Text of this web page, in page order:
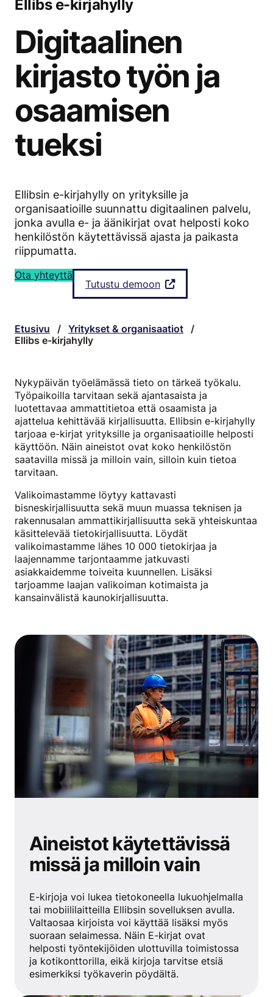
Ellibs e-kirjahylly
Digitaalinen
kirjasto työn ja
osaamisen
tueksi
Ellibsin e-kirjahylly on yrityksille ja
organisaatioille suunnattu digitaalinen palvelu,
jonka avulla e- ja äänikirjat ovat helposti koko
henkilöstön käytettävissä ajasta ja paikasta
riippumatta.
Ota yhteyttä
Tutustu demoon
Etusivu / Yritykset & organisaatiot /
Ellibs e-kirjahylly
Nykypäivän työelämässä tieto on tärkeä työkalu.
Työpaikoilla tarvitaan sekä ajantasaista ja
luotettavaa ammattitietoa että osaamista ja
ajattelua kehittävää kirjallisuutta. Ellibsin e-kirjahylly
tarjoaa e-kirjat yrityksille ja organisaatioille helposti
käyttöön. Näin aineistot ovat koko henkilöstön
saatavilla missä ja milloin vain, silloin kuin tietoa
tarvitaan.
Valikoimastamme löytyy kattavasti
bisneskirjallisuutta sekä muun muassa teknisen ja
rakennusalan ammattikirjallisuutta sekä yhteiskuntaa
käsittelevää tietokirjallisuutta. Löydät
valikoimastamme lähes 10 000 tietokirjaa ja
laajennamme tarjontaamme jatkuvasti
asiakkaidemme toiveita kuunnellen. Lisäksi
tarjoamme laajan valikoiman kotimaista ja
kansainvälistä kaunokirjallisuutta.
Aineistot käytettävissä
missä ja milloin vain
E-kirjoja voi lukea tietokoneella lukuohjelmalla
tai mobiililaitteilla Ellibsin sovelluksen avulla.
Valtaosaa kirjoista voi käyttää lisäksi myös
suoraan selaimessa. Näin E-kirjat ovat
helposti työntekijöiden ulottuvilla toimistossa
ja kotikonttorilla, eikä kirjoja tarvitse etsiä
esimerkiksi työkaverin pöydältä.